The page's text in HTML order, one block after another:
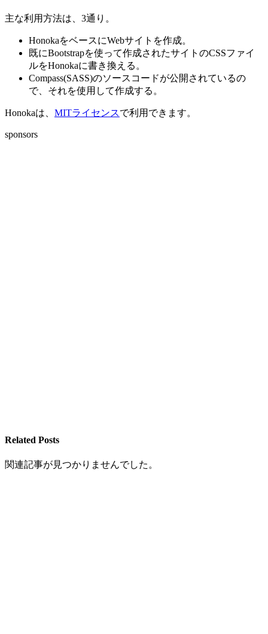
主な利用方法は、3通り。
HonokaをベースにWebサイトを作成。
既にBootstrapを使って作成されたサイトのCSSファイ
ルをHonokaに書き換える。
Compass(SASS)のソースコードが公開されているの
で、それを使用して作成する。
Honokaは、 MITライセンスで利用できます。
sponsors
Related Posts
関連記事が見つかりませんでした。